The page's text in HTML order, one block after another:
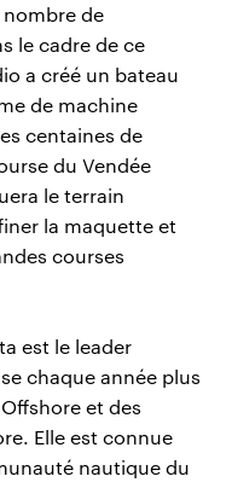
de
le cadre de ce
a créé un bateau
de machine
centaines de
du Vendée
le terrain
la maquette et
courses
est le leader
chaque année plus
et des
Elle est connue
nautique du